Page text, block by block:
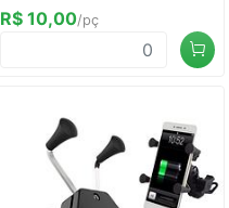
R$ 10,00/pç